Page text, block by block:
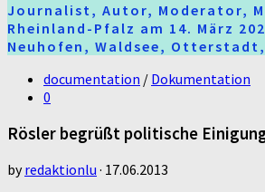
Journalist, Autor, Moderator,
Rheinland-Pfalz am 14. März
Neuhofen, Waldsee, Otterstadt,
documentation / Dokumentation
0
Rösler begrüßt politische
byredaktionlu · 17.06.2013